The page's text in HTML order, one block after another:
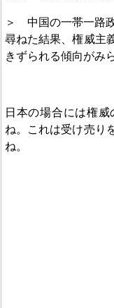
＞ 中国の一帯一路
尋ねた結果、権威主
きずられる傾向
日本の場合には権
ね。これは受け売り
ね。